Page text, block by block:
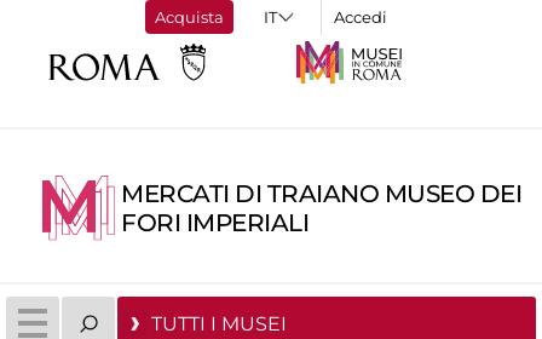
Acquista Accedi
MERCATI DI TRAIANO MUSEO DEI
FORI IMPERIALI
TUTTI I MUSEI